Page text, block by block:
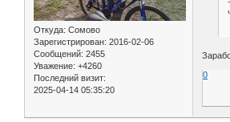
Откуда: Сомово
Зарегистрирован: 2016-02-06
Сообщений: 2455
Уважение: +4260
Последний визит:
2025-04-14 05:35:20
0